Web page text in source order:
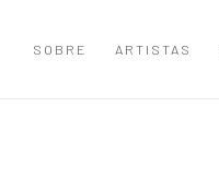
SOBRE ARTISTAS